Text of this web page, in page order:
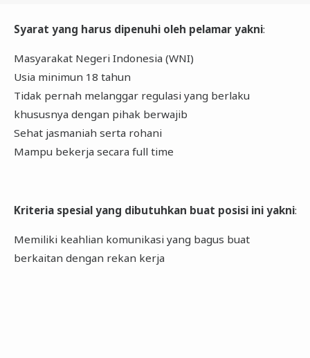
Syarat yang harus dipenuhi oleh pelamar yakni:
Masyarakat Negeri Indonesia (WNI)
Usia minimun 18 tahun
Tidak pernah melanggar regulasi yang berlaku
khususnya dengan pihak berwajib
Sehat jasmaniah serta rohani
Mampu bekerja secara full time
Kriteria spesial yang dibutuhkan buat posisi ini yakni:
Memiliki keahlian komunikasi yang bagus buat
berkaitan dengan rekan kerja